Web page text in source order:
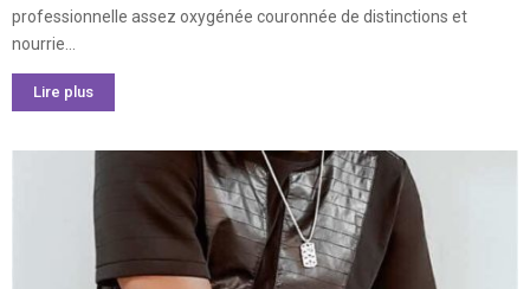
professionnelle assez oxygénée couronnée de distinctions et
nourrie...
Lire plus